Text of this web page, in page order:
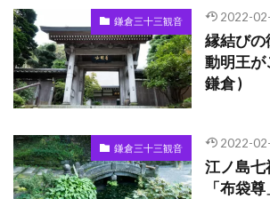
鎌倉三十三観音 2022-
縁結びの
動明王が
鎌倉 )
鎌倉三十三観音 2022-
江ノ島七
「布袋